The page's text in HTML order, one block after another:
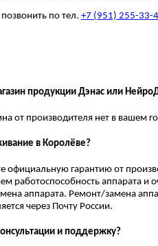
по тел. +7 (951) 255-33-
продукции Дэнас или
от производителя нет в вашем
в Королёве?
официальную гарантию от
работоспособность аппарата
аппарата. Ремонт/замена
через Почту России.
и поддержку?